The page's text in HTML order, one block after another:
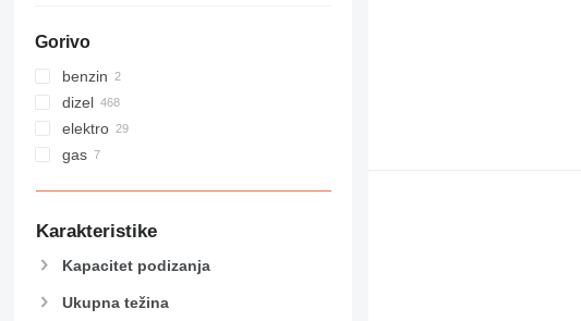
Gorivo
benzin
dizel
elektro
gas
Karakteristike
Kapacitet podizanja
Ukupna težina